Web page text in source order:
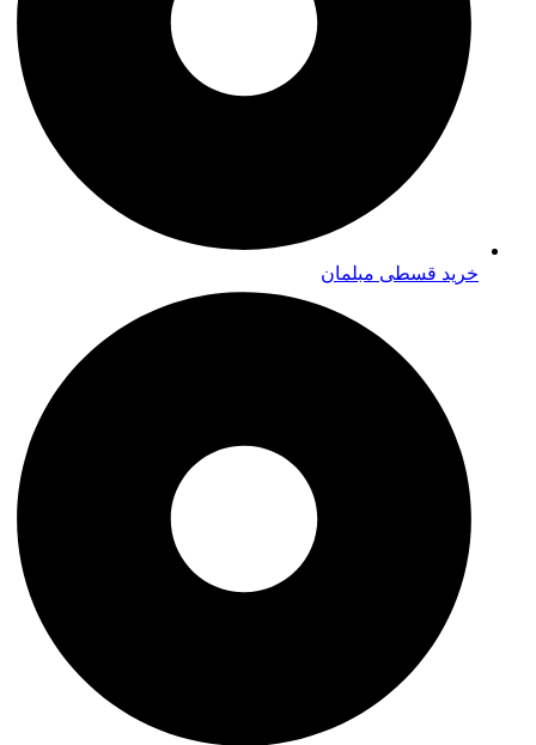
خرید قسطی مبلمان